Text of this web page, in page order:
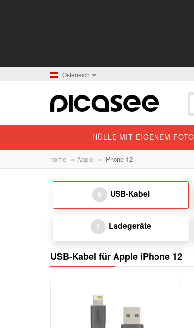
Österreich
HÜLLE MIT EIGENEM FOTO
home » Apple » iPhone 12
6 USB-Kabel
2 Ladegeräte
USB-Kabel für Apple iPhone 12